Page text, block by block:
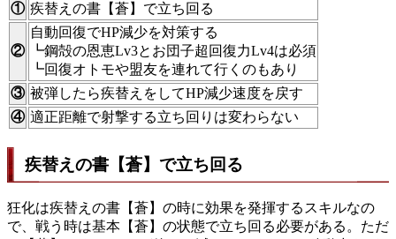
① 疾替えの書【蒼】で立ち回る
②
自動回復でHP減少を対策する
┗鋼殻の恩恵Lv3とお団子超回復力Lv4は必須
┗回復オトモや盟友を連れて行くのもあり
③ 被弾したら疾替えをしてHP減少速度を戻す
④ 適正距離で射撃する立ち回りは変わらない
疾替えの書【蒼】で立ち回る
狂化は疾替えの書【蒼】の時に効果を発揮するスキルなの
で、戦う時は基本【蒼】の状態で立ち回る必要がある。ただ